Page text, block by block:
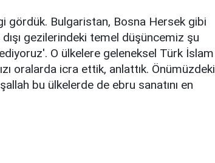
gördük. Bulgaristan, Bosna Hersek gibi
gezilerindeki temel düşüncemiz şu
O ülkelere geleneksel Türk İslam
oralarda icra ettik, anlattık. Önümüzdeki
bu ülkelerde de ebru sanatını en